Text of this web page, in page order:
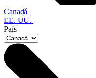
Canadá
EE. UU.
País